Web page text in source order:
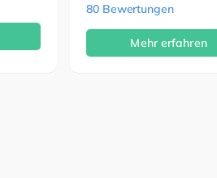
80 Bewertungen
Mehr erfahren